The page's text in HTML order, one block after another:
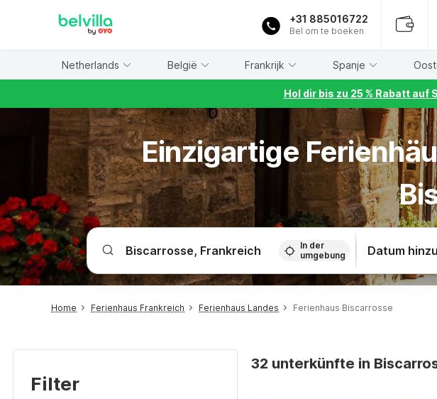
+31 885016722
Bel om te boeken
Netherlands België Frankrijk Spanje
Hol dir bis zu 25 % Rabatt
Einzigartige
In der
umgebung
Datum
Home Ferienhaus Frankreich Ferienhaus Landes Ferienhaus Biscarrosse
Filter
32 unterkünfte in